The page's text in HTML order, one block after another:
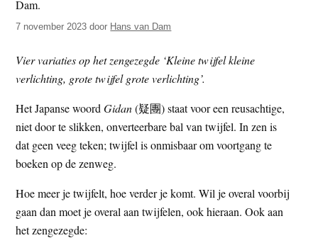
i
e
z
s
i
e
7 november 2023 door Hans van Dam
Vier variaties op het zengezegde ‘Kleine twijfel kleine
verlichting, grote twijfel grote verlichting’.
Het Japanse woordGidan(疑團) staat voor een reusachtige,
niet door te slikken, onverteerbare bal van twijfel. In zen is
dat geen veeg teken; twijfel is onmisbaar om voortgang te
boeken op de zenweg.
Hoe meer je twijfelt, hoe verder je komt. Wil je overal voorbij
gaan dan moet je overal aan twijfelen, ook hieraan. Ook aan
het zengezegde: